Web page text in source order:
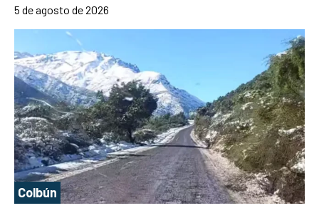
5 de agosto de 2026
Colbún